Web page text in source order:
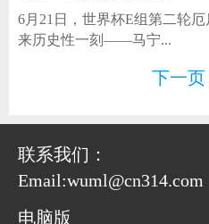
6月21日，世界杯E组第二轮
来历史性一刻——马宁...
下一页
联系我们：
Email:wuml@cn314.com
电脑版